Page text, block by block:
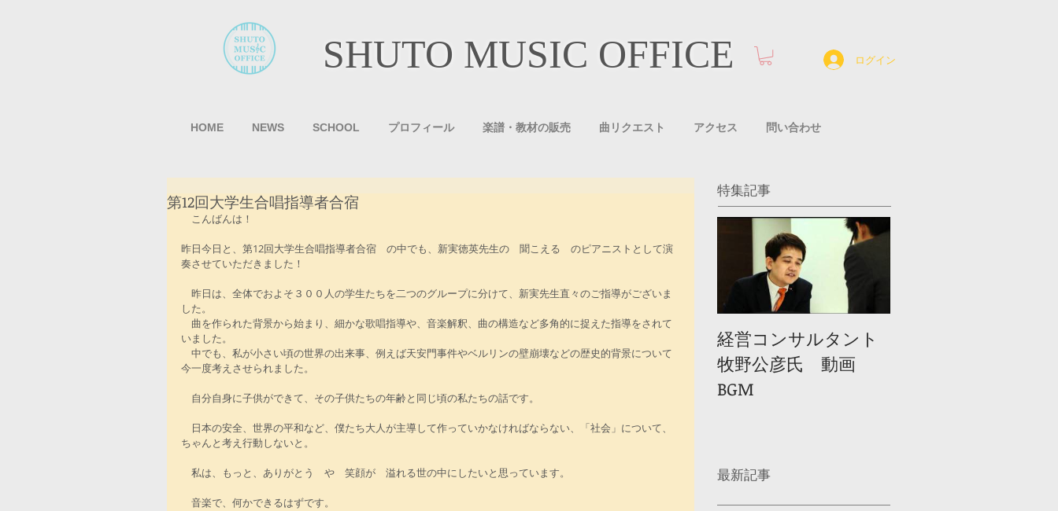
SHUTO MUSIC OFFICE ログイン
HOME NEWS SCHOOL プロフィール 楽譜・教材の販売 曲リクエスト アクセス 問い合わせ
第12回大学生合唱指導者合宿
こんばんは！
昨日今日と、第12回大学生合唱指導者合宿　の中でも、新実徳英先生の　聞こえる　のピアニストとして演
奏させていただきました！
昨日は、全体でおよそ３００人の学生たちを二つのグループに分けて、新実先生直々のご指導がございま
した。
曲を作られた背景から始まり、細かな歌唱指導や、音楽解釈、曲の構造など多角的に捉えた指導をされて
いました。
中でも、私が小さい頃の世界の出来事、例えば天安門事件やベルリンの壁崩壊などの歴史的背景について
今一度考えさせられました。
自分自身に子供ができて、その子供たちの年齢と同じ頃の私たちの話です。
日本の安全、世界の平和など、僕たち大人が主導して作っていかなければならない、「社会」について、
ちゃんと考え行動しないと。
私は、もっと、ありがとう　や　笑顔が　溢れる世の中にしたいと思っています。
音楽で、何かできるはずです。
特集記事
経営コンサルタント
牧野公彦氏 動画
BGM
最新記事